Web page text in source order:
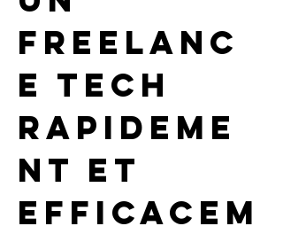
freelanc
e tech
rapideme
nt et
efficacem